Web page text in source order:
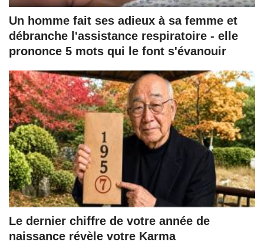
Un homme fait ses adieux à sa femme et
débranche l'assistance respiratoire - elle
prononce 5 mots qui le font s'évanouir
Le dernier chiffre de votre année de
naissance révèle votre Karma